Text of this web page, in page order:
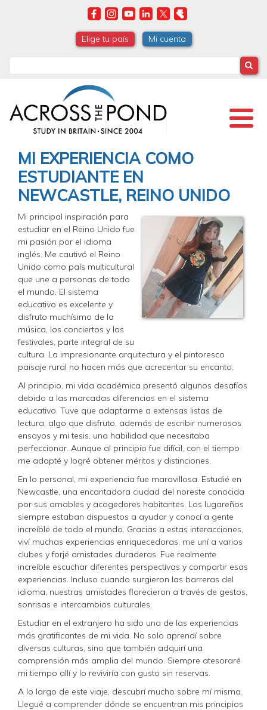
Elige tu país Mi cuenta
MI EXPERIENCIA COMO
ESTUDIANTE EN
NEWCASTLE, REINO UNIDO
Mi principal inspiración para
estudiar en el Reino Unido fue
mi pasión por el idioma
inglés. Me cautivó el Reino
Unido como país multicultural
que une a personas de todo
el mundo. El sistema
educativo es excelente y
disfruto muchísimo de la
música, los conciertos y los
festivales, parte integral de su
cultura. La impresionante arquitectura y el pintoresco
paisaje rural no hacen más que acrecentar su encanto.
Al principio, mi vida académica presentó algunos desafíos
debido a las marcadas diferencias en el sistema
educativo. Tuve que adaptarme a extensas listas de
lectura, algo que disfruto, además de escribir numerosos
ensayos y mi tesis, una habilidad que necesitaba
perfeccionar. Aunque al principio fue difícil, con el tiempo
me adapté y logré obtener méritos y distinciones.
En lo personal, mi experiencia fue maravillosa. Estudié en
Newcastle, una encantadora ciudad del noreste conocida
por sus amables y acogedores habitantes. Los lugareños
siempre estaban dispuestos a ayudar y conocí a gente
increíble de todo el mundo. Gracias a estas interacciones,
viví muchas experiencias enriquecedoras, me uní a varios
clubes y forjé amistades duraderas. Fue realmente
increíble escuchar diferentes perspectivas y compartir esas
experiencias. Incluso cuando surgieron las barreras del
idioma, nuestras amistades florecieron a través de gestos,
sonrisas e intercambios culturales.
Estudiar en el extranjero ha sido una de las experiencias
más gratificantes de mi vida. No solo aprendí sobre
diversas culturas, sino que también adquirí una
comprensión más amplia del mundo. Siempre atesoraré
mi tiempo allí y lo reviviría con gusto sin reservas.
A lo largo de este viaje, descubrí mucho sobre mí misma.
Llegué a comprender dónde se encuentran mis principios